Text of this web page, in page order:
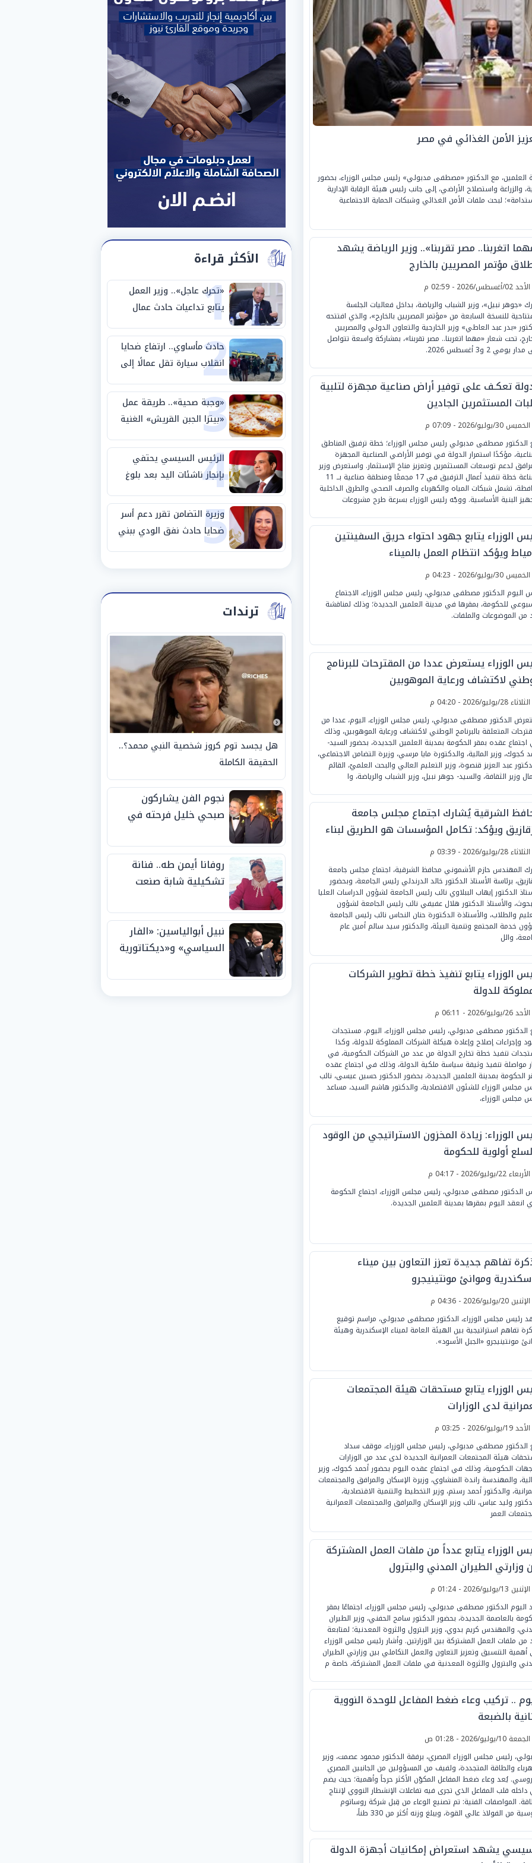
الأمن الغذائي في مصر
العلمين، مع الدكتور «مصطفى مدبولي» رئيس مجلس الوزراء، بحضور
والزراعة واستصلاح الأراضي، إلى جانب رئيس هيئة الرقابة الإدارية
لبحث ملفات الأمن الغذائي وشبكات الحماية الاجتماعية
اتغربنا.. مصر تقربنا».. وزير الرياضة يشهد
مؤتمر المصريين بالخارج
الأحد 02/أغسطس/2026 - 02:59 م
«جوهر نبيل»، وزير الشباب والرياضة، بداخل فعاليات الجلسة
للنسخة السابعة من «مؤتمر المصريين بالخارج»، والذي افتتحه
«بدر عبد العاطي» وزير الخارجية والتعاون الدولي والمصريين
تحت شعار «مهما اتغربنا.. مصر تقربنا»، بمشاركة واسعة تتواصل
يومي 2 و3 أغسطس 2026.
تعكـف على توفير أراض صناعية مجهزة لتلبية
المستثمرين الجادين
الخميس 30/يوليو/2026 - 07:09 م
الدكتور مصطفى مدبولي رئيس مجلس الوزراء؛ خطة ترفيق المناطق
مؤكدًا استمرار الدولة في توفير الأراضي الصناعية المجهزة
لدعم توسعات المستثمرين وتعزيز مناخ الإستثمار. واستعرض وزير
الصناعة خطة تنفيذ أعمال الترفيق في 17 مجمعًا ومنطقة صناعية بــ 11
تشمل شبكات المياه والكهرباء والصرف الصحي والطرق الداخلية
البنية الأساسية. ووجّه رئيس الوزراء بسرعة طرح مشروعات
الوزراء يتابع جهود احتواء حريق السفينتين
ويؤكد انتظام العمل بالميناء
الخميس 30/يوليو/2026 - 04:23 م
اليوم الدكتور مصطفى مدبولي، رئيس مجلس الوزراء، الاجتماع
للحكومة، بمقرها في مدينة العلمين الجديدة؛ وذلك لمناقشة
من الموضوعات والملفات.
الوزراء يستعرض عددا من المقترحات للبرنامج
لاكتشاف ورعاية الموهوبين
الثلاثاء 28/يوليو/2026 - 04:20 م
الدكتور مصطفى مدبولي، رئيس مجلس الوزراء، اليوم، عددا من
المتعلقة بالبرنامج الوطني لاكتشاف ورعاية الموهوبين، وذلك
عقده بمقر الحكومة بمدينة العلمين الجديدة، بحضور السيد-
كجوك، وزير المالية، والدكتورة مايا مرسي، وزيرة التضامن الاجتماعي،
عبد العزيز قنصوة، وزير التعليم العالي والبحث العلميّ، القائم
وزير الثقافة، والسيد- جوهر نبيل، وزير الشباب والرياضة، وا
الشرقية يُشارك اجتماع مجلس جامعة
ويؤكد: تكامل المؤسسات هو الطريق لبناء
ودعم التنمية الشاملة الثلاثاء 28/يوليو/2026 - 03:39 م
المهندس حازم الأشموني محافظ الشرقية، اجتماع مجلس جامعة
برئاسة الأستاذ الدكتور خالد الدرندلي رئيس الجامعة، وبحضور
الدكتور إيهاب الببلاوي نائب رئيس الجامعة لشؤون الدراسات العليا
والأستاذ الدكتور هلال عفيفي نائب رئيس الجامعة لشؤون
والطلاب، والأستاذة الدكتورة حنان النحاس نائب رئيس الجامعة
خدمة المجتمع وتنمية البيئة، والدكتور سيد سالم أمين عام
والل
الوزراء يتابع تنفيذ خطة تطوير الشركات
للدولة
الأحد 26/يوليو/2026 - 06:11 م
الدكتور مصطفى مدبولي، رئيس مجلس الوزراء، اليوم، مستجدات
وإجراءات إصلاح وإعادة هيكلة الشركات المملوكة للدولة، وكذا
تنفيذ خطة تخارج الدولة من عدد من الشركات الحكومية، في
مواصلة تنفيذ وثيقة سياسة ملكية الدولة، وذلك في اجتماع عقده
الحكومة بمدينة العلمين الجديدة، بحضور الدكتور حسين عيسى، نائب
مجلس الوزراء للشئون الاقتصادية، والدكتور هاشم السيد، مساعد
مجلس الوزراء،
الوزراء: زيادة المخزون الاستراتيجي من الوقود
أولوية للحكومة
الأربعاء 22/يوليو/2026 - 04:17 م
الدكتور مصطفى مدبولي، رئيس مجلس الوزراء، اجتماع الحكومة
انعقد اليوم بمقرها بمدينة العلمين الجديدة.
تفاهم جديدة تعزز التعاون بين ميناء
وموانئ مونتينيجرو
الإثنين 20/يوليو/2026 - 04:36 م
رئيس مجلس الوزراء، الدكتور مصطفى مدبولي، مراسم توقيع
تفاهم استراتيجية بين الهيئة العامة لميناء الإسكندرية وهيئة
مونتينيجرو «الجبل الأسود».
الوزراء يتابع مستحقات هيئة المجتمعات
لدى الوزارات
الأحد 19/يوليو/2026 - 03:25 م
الدكتور مصطفى مدبولي، رئيس مجلس الوزراء، موقف سداد
هيئة المجتمعات العمرانية الجديدة لدى عدد من الوزارات
الحكومية، وذلك في اجتماع عقده اليوم بحضور أحمد كجوك، وزير
والمهندسة راندة المنشاوي، وزيرة الإسكان والمرافق والمجتمعات
والدكتور أحمد رستم، وزير التخطيط والتنمية الاقتصادية،
وليد عباس، نائب وزير الإسكان والمرافق والمجتمعات العمرانية
العمر
الوزراء يتابع عدداً من ملفات العمل المشتركة
وزارتي الطيران المدني والبترول
الإثنين 13/يوليو/2026 - 01:24 م
اليوم الدكتور مصطفى مدبولي، رئيس مجلس الوزراء، اجتماعًا بمقر
بالعاصمة الجديدة، بحضور الدكتور سامح الحفني، وزير الطيران
والمهندس كريم بدوي، وزير البترول والثروة المعدنية؛ لمتابعة
من ملفات العمل المشتركة بين الوزارتين. وأشار رئيس مجلس الوزراء
أهمية التنسيق وتعزيز التعاون والعمل التكاملي بين وزارتي الطيران
والبترول والثروة المعدنية في ملفات العمل المشتركة، خاصة م
.. تركيب وعاء ضغط المفاعل للوحدة النووية
بالضبعة
الجمعة 10/يوليو/2026 - 01:28 ص
رئيس مجلس الوزراء المصري، برفقة الدكتور محمود عصمت، وزير
والطاقة المتجددة، ولفيف من المسؤولين من الجانبين المصري
يُعد وعاء ضغط المفاعل المكوّن الأكثر حرجاً وأهمية؛ حيث يضم
قلب المفاعل الذي تجرى فيه تفاعلات الإنشطار النووي لإنتاج
المواصفات الفنية: تم تصنيع الوعاء من قِبل شركة روساتوم
من الفولاذ عالي القوة، ويبلغ وزنه أكثر من 330 طناً،
يشهد استعراض إمكانيات أجهزة الدولة
الأكثر قراءة
1
«تحرك عاجل».. وزير العمل
يتابع تداعيات حادث عمال
طريق بني سويف الصحراوي
2
حادث مأساوي.. ارتفاع ضحايا
انقلاب سيارة تقل عمالًا إلى
14 شخصًا
3
«وجبة صحية».. طريقة عمل
«بيتزا الجبن القريش» الغنية
بالبروتين
4
الرئيس السيسي يحتفي
بإنجاز ناشئات اليد بعد بلوغ
نصف نهائي كأس العالم
5
وزيرة التضامن تقرر دعم أسر
ضحايا حادث نفق الودي ببني
سويف
ترندات
هل يجسد توم كروز شخصية النبي محمد؟..
الحقيقة الكاملة
نجوم الفن يشاركون
صبحي خليل فرحته في
روفانا أيمن طه.. فنانة
تشكيلية شابة صنعت
الجوائز منذ الصغر
نبيل أبوالياسين: «الفار
السياسي» و«ديكتاتورية
الفيفا».. وإقالة